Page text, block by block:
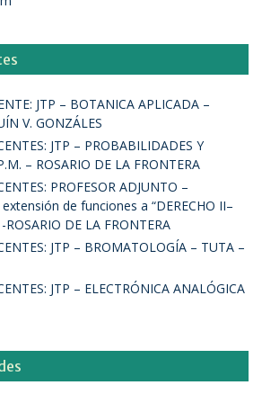
JTP – BOTANICA APLICADA –
V. GONZÁLES
JTP – PROBABILIDADES Y
– ROSARIO DE LA FRONTERA
PROFESOR ADJUNTO –
de funciones a “DERECHO II–
DE LA FRONTERA
JTP – BROMATOLOGÍA – TUTA –
JTP – ELECTRÓNICA ANALÓGICA